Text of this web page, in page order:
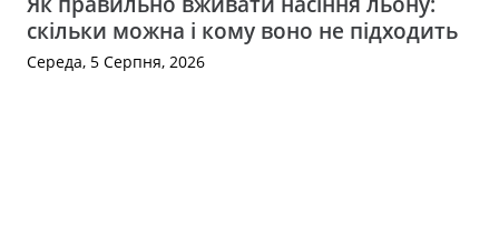
скільки можна і кому воно не підходить
Середа, 5 Серпня, 2026